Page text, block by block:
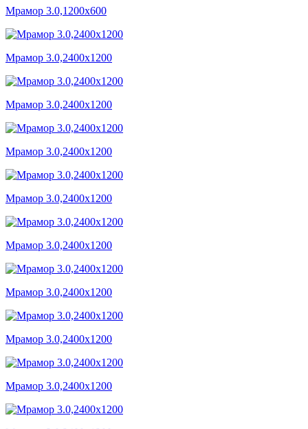
Мрамор 3.0,1200x600
Мрамор 3.0,2400x1200
Мрамор 3.0,2400x1200
Мрамор 3.0,2400x1200
Мрамор 3.0,2400x1200
Мрамор 3.0,2400x1200
Мрамор 3.0,2400x1200
Мрамор 3.0,2400x1200
Мрамор 3.0,2400x1200